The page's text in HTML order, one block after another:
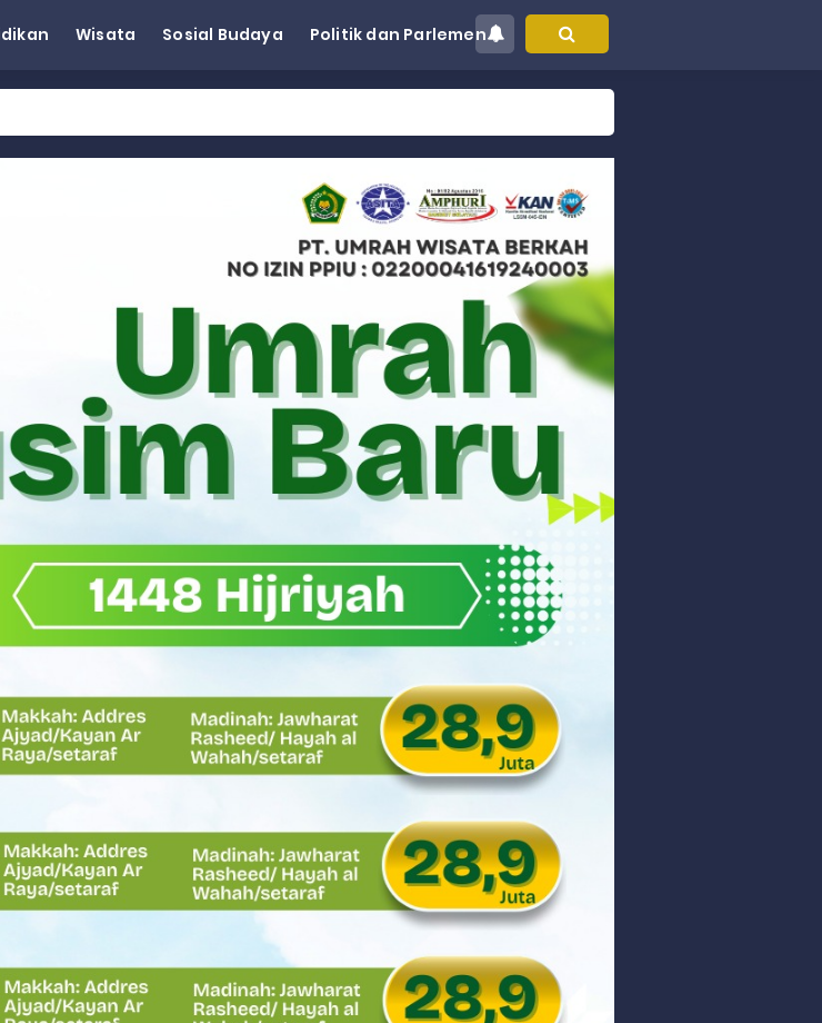
Wisata Sosial Budaya Politik dan Parlemen
Banjir Bandang di Sumbar
Arahan pada MTQ Nasional ke-50 Tingkat Kec. Sungai Limau
Jadi Motor Penggerak Ekonomi Rakyat
Ajak Anak Muda Jadi Pemimpin Bangsa
Pertanyakan Ketegasan Penegakan Hukum
Demo, Ini Bantahan Asintel Kejati Sumbar
Tuhan Yang Maha Esa
Jembatan Sikabu Padang Pariaman
dan Pendapatan
Dedikasi Prajurit Dukung Pembangunan Nasional
di Mentawai, Ini Penjelasan Tim Penyidik Kejaksaan Tinggi Sumbar
Momentum Perbaikan Tata Kelola